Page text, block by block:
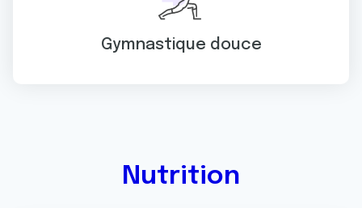
Gymnastique douce
Nutrition